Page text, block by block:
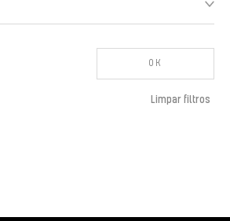
OK
Limpar filtros